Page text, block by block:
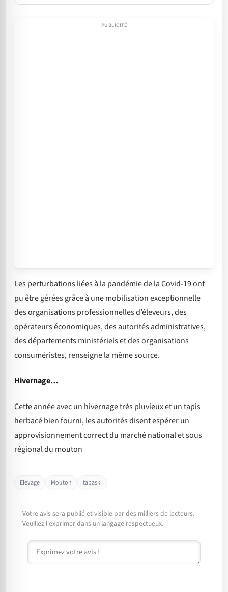
Les perturbations liées à la pandémie de la Covid-19 ont
pu être gérées grâce à une mobilisation exceptionnelle
des organisations professionnelles d’éleveurs, des
opérateurs économiques, des autorités administratives,
des départements ministériels et des organisations
consuméristes, renseigne la même source.
Hivernage…
Cette année avec un hivernage très pluvieux et un tapis
herbacé bien fourni, les autorités disent espérer un
approvisionnement correct du marché national et sous
régional du mouton
Elevage Mouton tabaski
Votre avis sera publié et visible par des milliers de lecteurs.
Veuillez l'exprimer dans un langage respectueux.
Commentaire